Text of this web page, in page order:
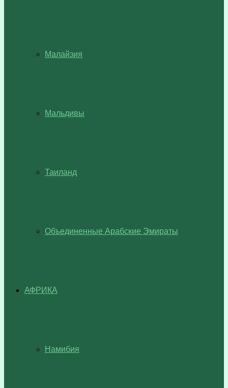
Малайзия
Мальдивы
Таиланд
Объединенные Арабские Эмираты
АФРИКА
Намибия